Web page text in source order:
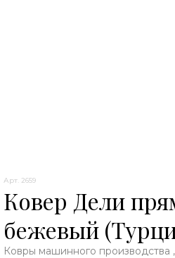
Арт. 2659
Ковер Дели
бежевый
Ковры машинного